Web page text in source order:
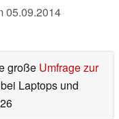
05.09.2014
große Umfrage zur
Laptops und